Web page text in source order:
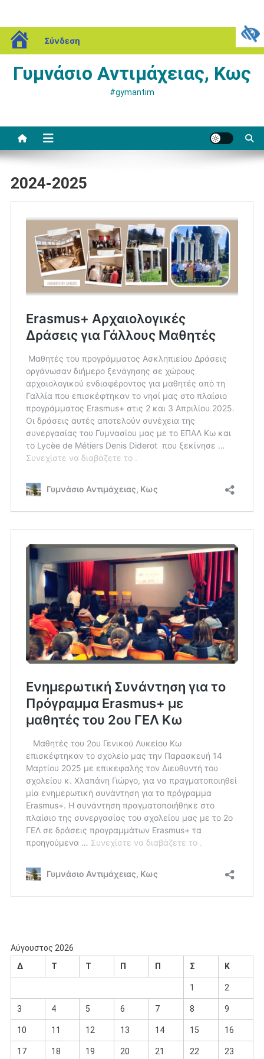
blogs.sch.gr
Σύνδεση
Μεταπηδήστε
στο
Γυμνάσιο Αντιμάχειας, Κως
#gymantim
2024-2025
Αύγουστος 2026
Δ
Τ Τ Π Π Σ Κ
1 2
3 4 5 6 7 8 9
10 11 12 13 14 15 16
17 18 19 20 21 22 23